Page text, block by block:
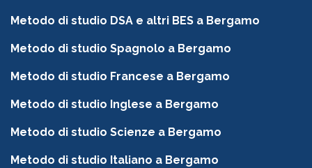
Metodo di studio DSA e altri BES a Bergamo
Metodo di studio Spagnolo a Bergamo
Metodo di studio Francese a Bergamo
Metodo di studio Inglese a Bergamo
Metodo di studio Scienze a Bergamo
Metodo di studio Italiano a Bergamo